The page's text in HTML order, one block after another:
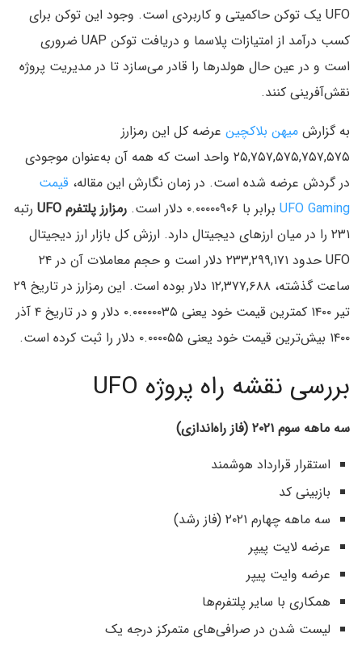
UFO یک توکن حاکمیتی و کاربردی است. وجود این توکن برای
کسب درآمد از امتیازات پلاسما و دریافت توکن UAP ضروری
است و در عین حال هولدرها را قادر می‌سازد تا در مدیریت پروژه
نقش‌آفرینی کنند.
به گزارش میهن بلاکچین عرضه کل این رمز‌ارز
۲۵,۷۵۷,۵۷۵,۷۵۷,۵۷۵ واحد است که همه آن به‌عنوان موجودی
در گردش عرضه شده است. در زمان نگارش این مقاله، قیمت
UFO Gaming برابر با ۰.۰۰۰۰۰۹۰۶ دلار است. رمزارز پلتفرم UFO
رتبه
۲۳۱ را در میان ارزهای دیجیتال دارد. ارزش کل بازار ارز دیجیتال
UFO حدود ۲۳۳,۲۹۹,۱۷۱ دلار است و حجم معاملات آن در ۲۴
ساعت گذشته، ۱۲,۳۷۷,۶۸۸ دلار بوده است. این رمزارز در تاریخ ۲۹
تیر ۱۴۰۰ کمترین قیمت خود یعنی ۰.۰۰۰۰۰۰۳۵ دلار و در تاریخ ۴ آذر
۱۴۰۰ بیش‌ترین قیمت خود یعنی ۰.۰۰۰۰۵۵ دلار را ثبت کرده است.
بررسی نقشه راه پروژه UFO
سه ماهه سوم ۲۰۲۱ (فاز راه‌اندازی)
استقرار قرارداد هوشمند
بازبینی کد
سه ماهه چهارم ۲۰۲۱ (فاز رشد)
عرضه لایت پیپر
عرضه وایت پیپر
همکاری با سایر پلتفرم‌ها
لیست شدن در صرافی‌های متمرکز درجه یک